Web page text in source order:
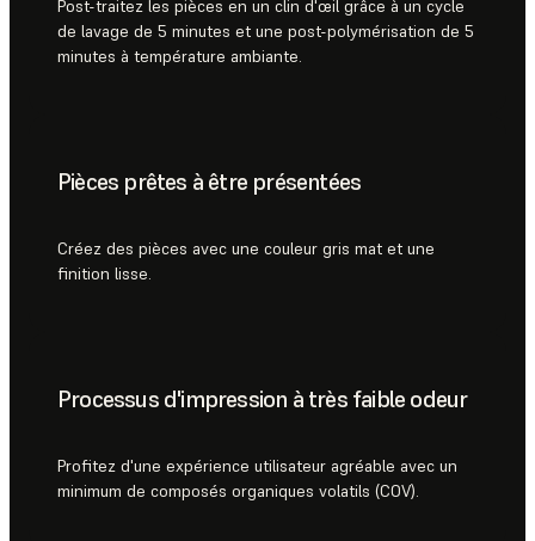
Post-traitez les pièces en un clin d'œil grâce à un cycle
de lavage de 5 minutes et une post-polymérisation de 5
minutes à température ambiante.
Pièces prêtes à être présentées
Créez des pièces avec une couleur gris mat et une
finition lisse.
Processus d'impression à très faible odeur
Profitez d'une expérience utilisateur agréable avec un
minimum de composés organiques volatils (COV).